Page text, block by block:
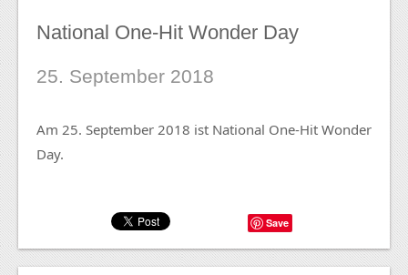
National One-Hit Wonder Day
25. September 2018
Am 25. September 2018 ist National One-Hit Wonder
Day.
Save